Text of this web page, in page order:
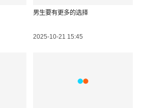
男生要有更多的选择
2025-10-21 15:45